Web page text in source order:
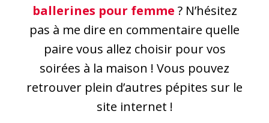
ballerines pour femme ? N’hésitez
pas à me dire en commentaire quelle
paire vous allez choisir pour vos
soirées à la maison ! Vous pouvez
retrouver plein d’autres pépites sur le
site internet !